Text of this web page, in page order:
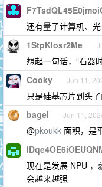
还有量子计算机、
1StpKlosr2Me
想起一句话，“石器
Cooky Jun 11,
只是硅基芯片到头
bagel Jun 11,
@pkoukk 面积，是
现在是发展 NPU ，
会越来越强